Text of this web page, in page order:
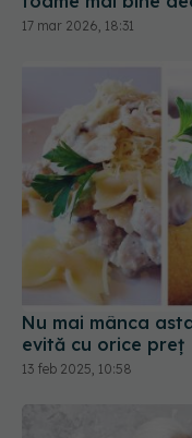
17 mar 2026, 18:31
Nu mai mânca
evită cu orice preț
13 feb 2025, 10:58